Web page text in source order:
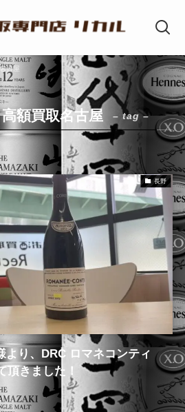
古屋
額買取名古屋 – tag –
長野
より、DRC ロマネコンティ
頂きました！